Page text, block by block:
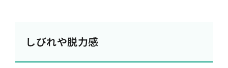
しびれや脱力感